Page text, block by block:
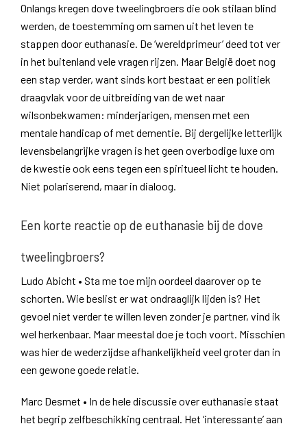
Onlangs kregen dove tweelingbroers die ook stilaan blind
werden, de toestemming om samen uit het leven te
stappen door euthanasie. De ‘wereldprimeur’ deed tot ver
in het buitenland vele vragen rijzen. Maar België doet nog
een stap verder, want sinds kort bestaat er een politiek
draagvlak voor de uitbreiding van de wet naar
wilsonbekwamen: minderjarigen, mensen met een
mentale handicap of met dementie. Bij dergelijke letterlijk
levensbelangrijke vragen is het geen overbodige luxe om
de kwestie ook eens tegen een spiritueel licht te houden.
Niet polariserend, maar in dialoog.
Een korte reactie op de euthanasie bij de dove
tweelingbroers?
Ludo Abicht • Sta me toe mijn oordeel daarover op te
schorten. Wie beslist er wat ondraaglijk lijden is? Het
gevoel niet verder te willen leven zonder je partner, vind ik
wel herkenbaar. Maar meestal doe je toch voort. Misschien
was hier de wederzijdse afhankelijkheid veel groter dan in
een gewone goede relatie.
Marc Desmet • In de hele discussie over euthanasie staat
het begrip zelfbeschikking centraal. Het ‘interessante’ aan